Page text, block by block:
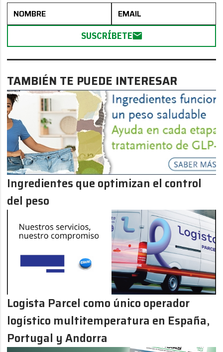
SUSCRÍBETE
TAMBIÉN TE PUEDE INTERESAR
Ingredientes que optimizan el control
del peso
Logista Parcel como único operador
logístico multitemperatura en España,
Portugal y Andorra